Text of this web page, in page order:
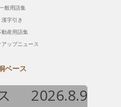
般用語集
漢字引き
動産用語集
アップニュース
ベース
2026.8.9